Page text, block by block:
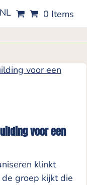
NL 0 Items
voor een
klinkt
groep kijkt die